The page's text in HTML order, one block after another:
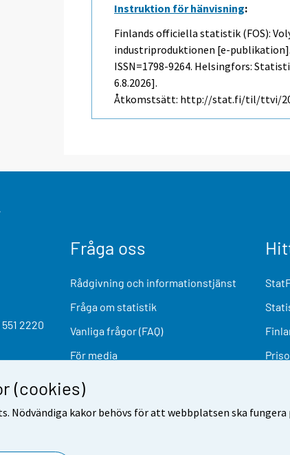
(cookies)
Nödvändiga kakor behövs för att webbplatsen ska
Instruktion för hänvisning:
Finlands officiella statistik (FOS):
industriproduktionen [e-publikation].
ISSN=1798-9264. Helsingfors:
6.8.2026].
Åtkomstsätt: http://stat.fi/til/ttvi/
2220
Fråga oss
Rådgivning och informationstjänst
Fråga om statistik
Vanliga frågor (FAQ)
För media